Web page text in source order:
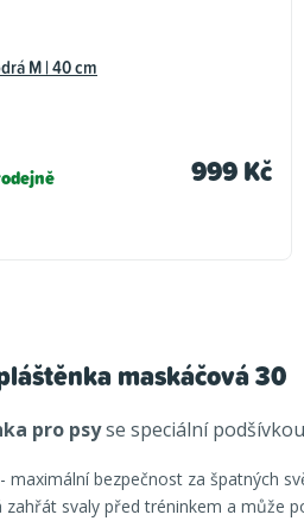
M | 40 cm
999 Kč
maskáčová 30
pro psyse speciální
maximální bezpečnost za špatných
zahřát svaly před tréninkem a může